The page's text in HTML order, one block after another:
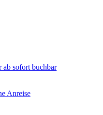
ab sofort buchbar
Anreise